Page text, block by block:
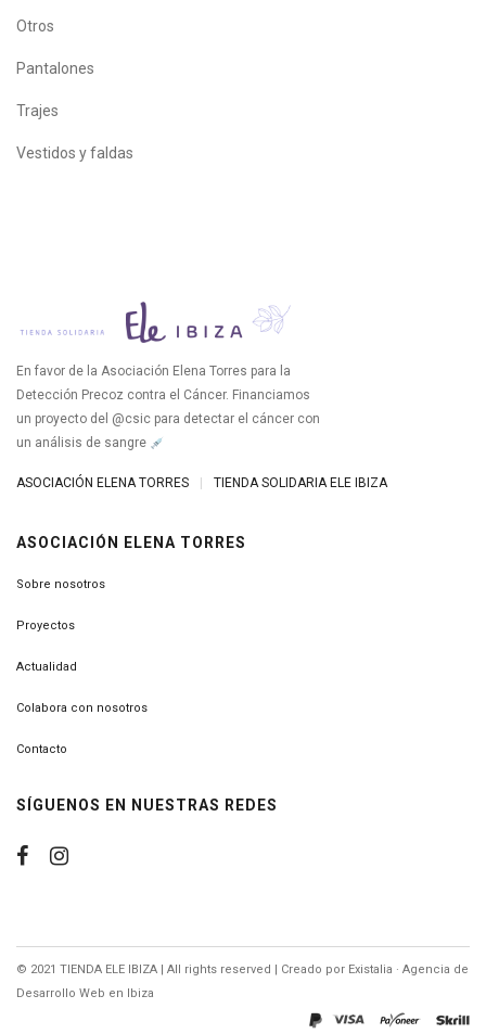
Otros
Pantalones
Trajes
Vestidos y faldas
En favor de la Asociación Elena Torres para la
Detección Precoz contra el Cáncer. Financiamos
un proyecto del @csic para detectar el cáncer con
un análisis de sangre
ASOCIACIÓN ELENA TORRES TIENDA SOLIDARIA ELE IBIZA
ASOCIACIÓN ELENA TORRES
Sobre nosotros
Proyectos
Actualidad
Colabora con nosotros
Contacto
SÍGUENOS EN NUESTRAS REDES
© 2021 TIENDA ELE IBIZA | All rights reserved | Creado por Existalia · Agencia de
Desarrollo Web en Ibiza